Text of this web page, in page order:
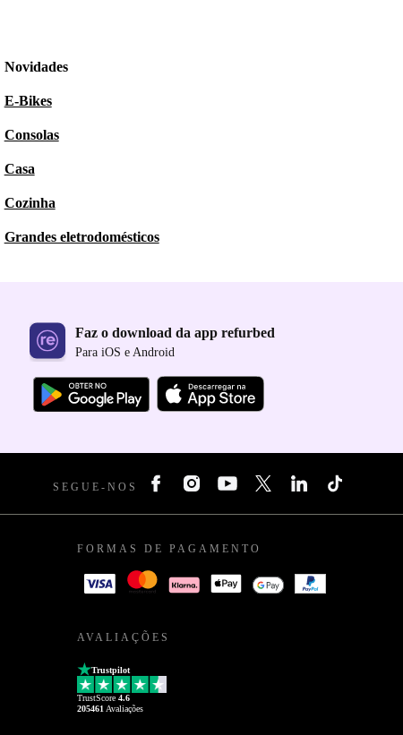
Novidades
E-Bikes
Consolas
Casa
Cozinha
Grandes eletrodomésticos
Faz o download da app refurbed
Para iOS e Android
SEGUE-NOS
FORMAS DE PAGAMENTO
AVALIAÇÕES
Trustpilot
TrustScore 4.6
205461 Avaliações